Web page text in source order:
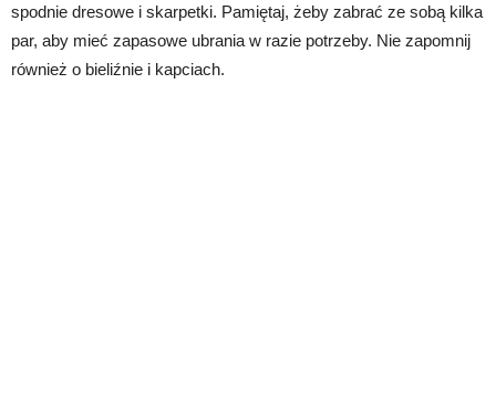
spodnie dresowe i skarpetki. Pamiętaj, żeby zabrać ze sobą kilka
par, aby mieć zapasowe ubrania w razie potrzeby. Nie zapomnij
również o bieliźnie i kapciach.